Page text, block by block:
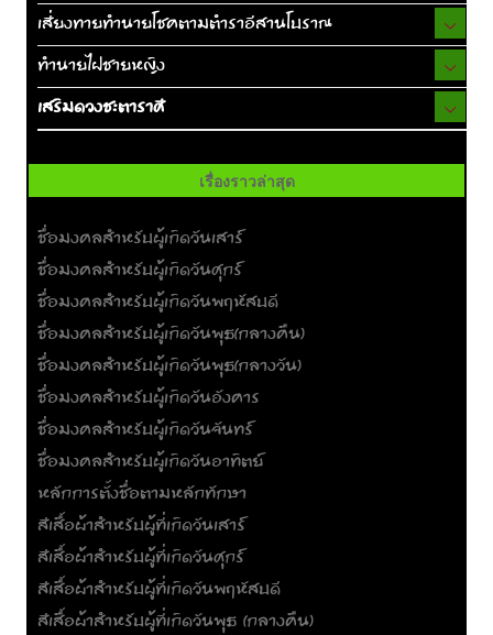
เสี่ยงทายทำนายโชคตามตำราอีสานโบราณ
ทำนายไฝชายหญิง
เสริมดวงชะตาราศี
เรื่องราวล่าสุด
ชื่อมงคลสำหรับผู้เกิดวันเสาร์
ชื่อมงคลสำหรับผู้เกิดวันศุกร์
ชื่อมงคลสำหรับผู้เกิดวันพฤหัสบดี
ชื่อมงคลสำหรับผู้เกิดวันพุธ(กลางคืน)
ชื่อมงคลสำหรับผู้เกิดวันพุธ(กลางวัน)
ชื่อมงคลสำหรับผู้เกิดวันอังคาร
ชื่อมงคลสำหรับผู้เกิดวันจันทร์
ชื่อมงคลสำหรับผู้เกิดวันอาทิตย์
หลักการตั้งชื่อตามหลักทักษา
สีเสื้อผ้าสำหรับผู้ที่เกิดวันเสาร์
สีเสื้อผ้าสำหรับผู้ที่เกิดวันศุกร์
สีเสื้อผ้าสำหรับผู้ที่เกิดวันพฤหัสบดี
สีเสื้อผ้าสำหรับผู้ที่เกิดวันพุธ (กลางคืน)